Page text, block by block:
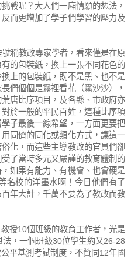
戰呢？大人們一廂情願的想法，
而更增加了學子們學習的壓力及
稱教改專家學者，看來僅是在原
的包裝紙，換上一張不同花色的
上的包裝紙，既不是黑、也不是
們個個是霧裡看花（霧沙沙），
唐比序項目，及各縣、市政府亦
於一般的平民百姓，這種比序項
子最後一線希望，一方面更要把
同儕的同化或類化方式，讓這一
化，而這些主導教改的官員們卻
了當時多元又嚴謹的教育體制的
如果有能力、有機會、也會硬是
名校的洋墨水啊！今日他們有了
年大計，千萬不要為了教改而教
授10個班級的教育工作者，光是
，一個班級30位學生約又26-28
平基測考試制度，不贊同12年國